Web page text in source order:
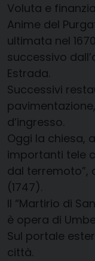
Voluta e
Anime del
ultimata nel
successivo
Estrada.
Successivi
d’ingresso.
Oggi la chiesa,
importanti tele
dal terremoto”,
(1747).
Il “Martirio di
è opera di
Sul portale
città.